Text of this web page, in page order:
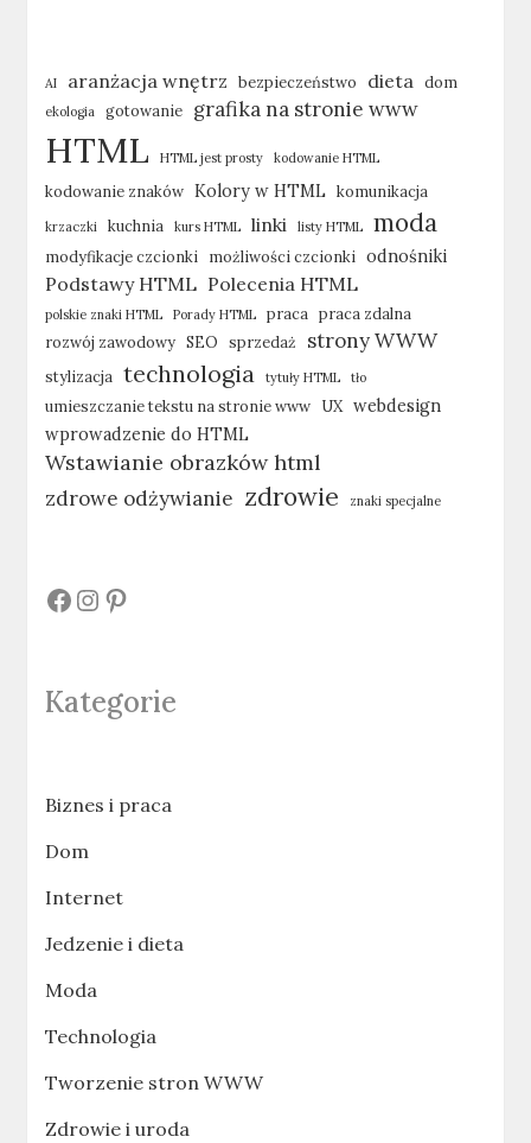
AI aranżacja wnętrz bezpieczeństwo dieta dom
ekologia gotowanie grafika na stronie www
HTML HTML jest prosty kodowanie HTML
kodowanie znaków Kolory w HTML komunikacja
krzaczki kuchnia kurs HTML linki listy HTML moda
modyfikacje czcionki możliwości czcionki odnośniki
Podstawy HTML Polecenia HTML
polskie znaki HTML Porady HTML praca praca zdalna
rozwój zawodowy SEO sprzedaż strony WWW
stylizacja technologia tytuły HTML tło
umieszczanie tekstu na stronie www UX webdesign
wprowadzenie do HTML
Wstawianie obrazków html
zdrowe odżywianie zdrowie znaki specjalne
# # #
Kategorie
Biznes i praca
Dom
Internet
Jedzenie i dieta
Moda
Technologia
Tworzenie stron WWW
Zdrowie i uroda